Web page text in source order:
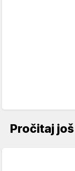
Pročitaj još